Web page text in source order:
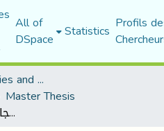
All of
DSpace Statistics Profils
Faculty of Humanities and Social Sciences
Master Thesis
الوجود الاستعماري بمراكش وموقف الجامعة العربية 1945-1956م